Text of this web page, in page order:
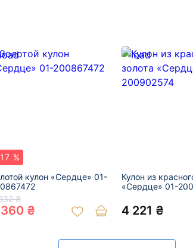
%
кулон «Сердце» 01-
₴
₴
Кулон из
«Сердце» 01-
4 221 ₴